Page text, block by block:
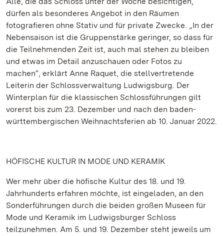
dürfen als besonderes Angebot in den Räumen
fotografieren ohne Stativ und für private Zwecke. „In der
Nebensaison ist die Gruppenstärke geringer, so dass für
die Teilnehmenden Zeit ist, auch mal stehen zu bleiben
und etwas im Detail anzuschauen oder Fotos zu
machen“, erklärt Anne Raquet, die stellvertretende
Leiterin der Schlossverwaltung Ludwigsburg. Der
Winterplan für die klassischen Schlossführungen gilt
vorerst bis zum 23. Dezember und nach den baden-
württembergischen Weihnachtsferien ab 10. Januar 2022.
HÖFISCHE KULTUR IN MODE UND KERAMIK
Wer mehr über die höfische Kultur des 18. und 19.
Jahrhunderts erfahren möchte, ist eingeladen, an den
Sonderführungen durch die beiden großen Museen für
Mode und Keramik im Ludwigsburger Schloss
teilzunehmen. Am 5. und 19. Dezember steht jeweils um